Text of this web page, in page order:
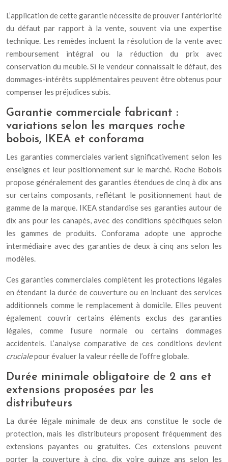
L’application de cette garantie nécessite de prouver l’antériorité
du défaut par rapport à la vente, souvent via une expertise
technique. Les remèdes incluent la résolution de la vente avec
remboursement intégral ou la réduction du prix avec
conservation du meuble. Si le vendeur connaissait le défaut, des
dommages-intérêts supplémentaires peuvent être obtenus pour
compenser les préjudices subis.
Garantie commerciale fabricant :
variations selon les marques roche
bobois, IKEA et conforama
Les garanties commerciales varient significativement selon les
enseignes et leur positionnement sur le marché. Roche Bobois
propose généralement des garanties étendues de cinq à dix ans
sur certains composants, reflétant le positionnement haut de
gamme de la marque. IKEA standardise ses garanties autour de
dix ans pour les canapés, avec des conditions spécifiques selon
les gammes de produits. Conforama adopte une approche
intermédiaire avec des garanties de deux à cinq ans selon les
modèles.
Ces garanties commerciales complètent les protections légales
en étendant la durée de couverture ou en incluant des services
additionnels comme le remplacement à domicile. Elles peuvent
également couvrir certains éléments exclus des garanties
légales, comme l’usure normale ou certains dommages
accidentels. L’analyse comparative de ces conditions devient
crucialepour évaluer la valeur réelle de l’offre globale.
Durée minimale obligatoire de 2 ans et
extensions proposées par les
distributeurs
La durée légale minimale de deux ans constitue le socle de
protection, mais les distributeurs proposent fréquemment des
extensions payantes ou gratuites. Ces extensions peuvent
porter la couverture à cinq, dix voire quinze ans selon les